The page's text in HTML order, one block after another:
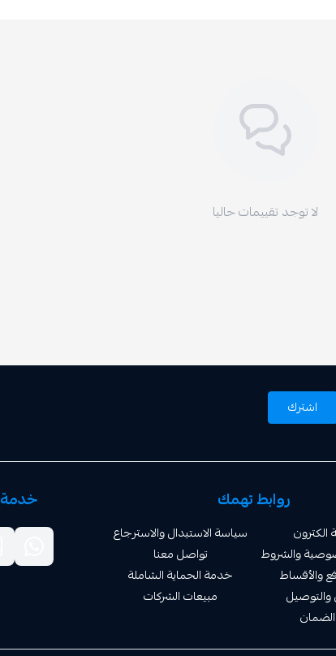
لا توجد تقييمات حاليا
اشترك
روابط تهمك
الكترون
والشروط
والأقساط
الضمان
سياسة الاستبدال والاسترجاع
تواصل معنا
خدمة الحماية الشاملة
مبيعات الشركات
خدمة